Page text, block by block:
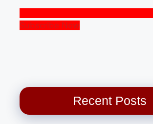
Subscribe Now
Recent Posts